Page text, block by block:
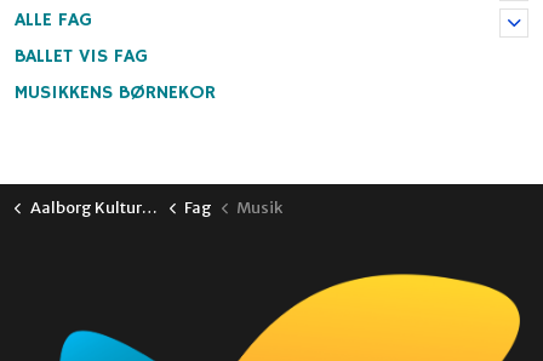
ALLE FAG
BALLET VIS FAG
MUSIKKENS BØRNEKOR
Aalborg Kulturskole Fag Musik